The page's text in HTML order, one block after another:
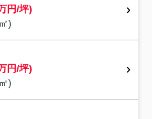
円/坪)
)
円/坪)
)